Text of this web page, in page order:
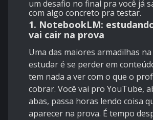
um desafio no final pra você já
com algo concreto pra testar.
1. NotebookLM:
vai cair na prova
Uma das maiores armadilhas
estudar é se perder em
tem nada a ver com o que o
cobrar. Você vai pro YouTube,
abas, passa horas lendo coisa
aparecer na prova. É tempo